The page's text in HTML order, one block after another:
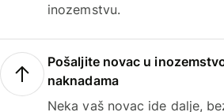
inozemstvu.
Pošaljite novac u
naknadama
Neka vaš novac ide dalje,